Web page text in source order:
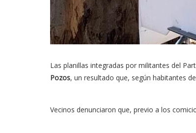
Las planillas integradas por militantes del
Pozos, un resultado que, según habitantes
Vecinos denunciaron que, previo a los